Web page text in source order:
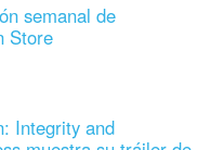
semanal de
Store
Integrity and